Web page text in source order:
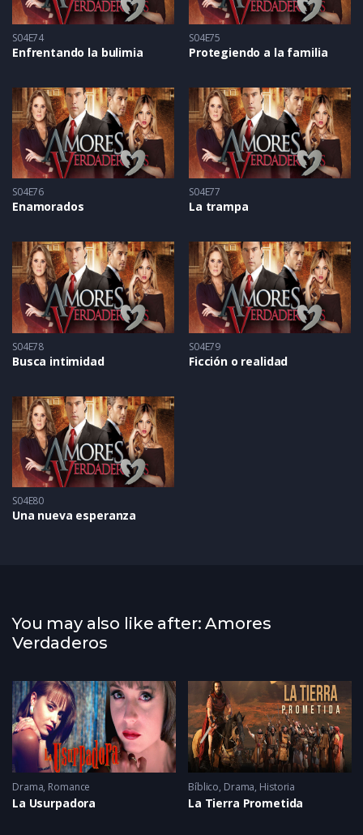
S04E74
Enfrentando la bulimia
S04E75
Protegiendo a la familia
S04E76
Enamorados
S04E77
La trampa
S04E78
Busca intimidad
S04E79
Ficción o realidad
S04E80
Una nueva esperanza
You may also like after: Amores
Verdaderos
Drama, Romance
La Usurpadora
Bíblico, Drama, Historia
La Tierra Prometida